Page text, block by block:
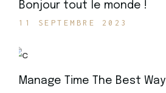
Bonjour tout le monde !
11 SEPTEMBRE 2023
Manage Time The Best Way